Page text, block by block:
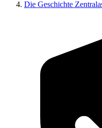
Die Geschichte